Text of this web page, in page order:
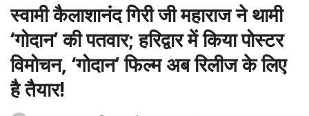
स्वामी कैलाशानंद गिरी जी महाराज ने थामी
‘गोदान’ की पतवार; हरिद्वार में किया पोस्टर
विमोचन, ‘गोदान’ फिल्म अब रिलीज के लिए
है तैयार!